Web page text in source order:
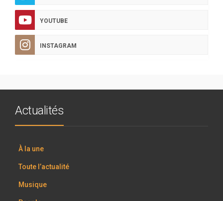
YOUTUBE
INSTAGRAM
Actualités
À la une
Toute l’actualité
Musique